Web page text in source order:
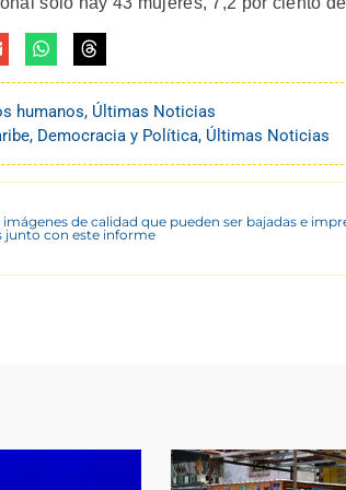
humanos, Últimas Noticias
, Democracia y Política, Últimas Noticias
de calidad que pueden ser bajadas e
junto con este informe